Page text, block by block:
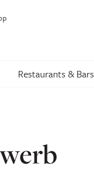
Restaurants & Bars